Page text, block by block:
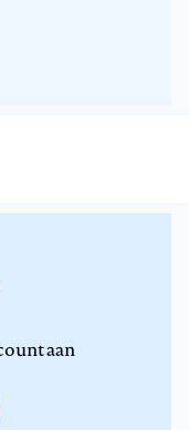
aan